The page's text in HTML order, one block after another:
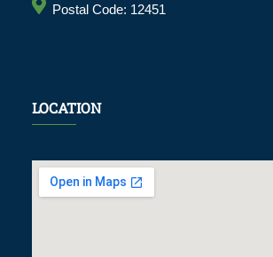
Postal Code: 12451
LOCATION